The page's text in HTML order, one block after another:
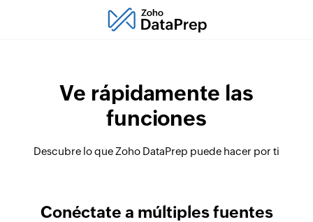
Ve rápidamente las
funciones
Descubre lo que Zoho DataPrep puede hacer por ti
Conéctate a múltiples fuentes